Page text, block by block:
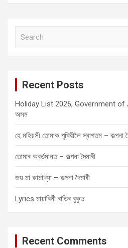
Recent Posts
Holiday List 2026, Government of
অসম
হে মহিয়সী তোমাক পৃথিৱীলৈ স্বাগতম – কল্পনা
তোমাৰ অবৰ্তমানত – কল্পনা দৈমাৰী
জয় মা কামাখ্যা – কল্পনা দৈমাৰী
Lyrics মায়াবিনী ৰাতিৰ বুকুত
Recent Comments